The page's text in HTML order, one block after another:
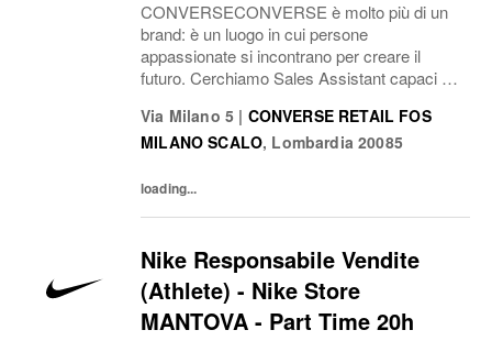
CONVERSECONVERSE è molto più di un
brand: è un luogo in cui persone
appassionate si incontrano per creare il
futuro. Cerchiamo Sales Assistant capaci di
nostro potenziale e guidarci verso
l'eccellenza. Una generazione pronta a...
Via Milano 5 | CONVERSE RETAIL FOS
MILANO SCALO, Lombardia 20085
loading...
Nike Responsabile Vendite
(Athlete) - Nike Store
MANTOVA - Part Time 20h